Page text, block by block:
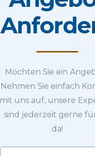
Möchten Sie ein
Nehmen Sie einfach
mit uns auf, unsere
sind jederzeit gerne
da!